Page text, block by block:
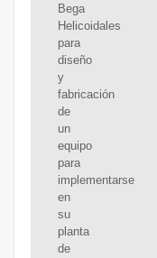
Bega
Helicoidales
para
diseño
y
fabricación
de
un
equipo
para
implementarse
en
su
planta
de